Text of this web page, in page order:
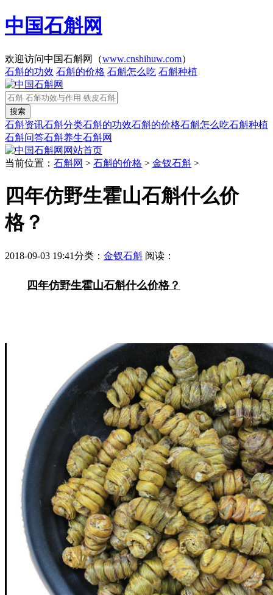
中国石斛网
欢迎访问中国石斛网（www.cnshihuw.com）
石斛的功效 石斛的价格 石斛怎么吃 石斛种植
石斛资讯石斛分类石斛的功效石斛的价格石斛怎么吃石斛种植
石斛问答石斛养生石斛网
网站首页
当前位置： 石斛网 > 石斛的价格 > 金钗石斛 >
四年仿野生霍山石斛什么价
格？
2018-09-03 19:41分类： 金钗石斛 阅读：
四年仿野生霍山石斛什么价格？